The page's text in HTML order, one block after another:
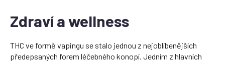
Zdraví a wellness
THC ve formě vapingu se stalo jednou z nejoblíbenějších
předepsaných forem léčebného konopí. Jedním z hlavních